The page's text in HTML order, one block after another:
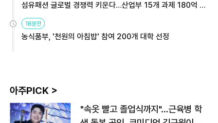
섬유패션 글로벌 경쟁력 키운다…산업부 15개 과제 180억 지
원
18분전
농식품부, '천원의 아침밥' 참여 200개 대학 선정
아주PICK >
"속옷 빨고 졸업식까지"…근육병 학